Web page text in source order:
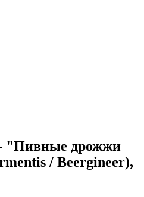
"Пивные дрожжи
/ Beergineer),